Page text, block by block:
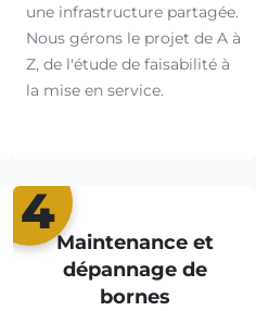
une infrastructure partagée.
Nous gérons le projet de A à
Z, de l'étude de faisabilité à
la mise en service.
4
Maintenance et
dépannage de
bornes